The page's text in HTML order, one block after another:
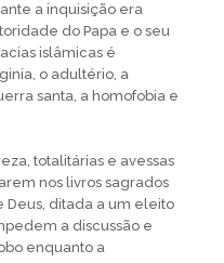
a inquisição era
do Papa e o seu
islâmicas é
o adultério, a
santa, a homofobia e
totalitárias e avessas
nos livros sagrados
ditada a um eleito
a discussão e
enquanto a